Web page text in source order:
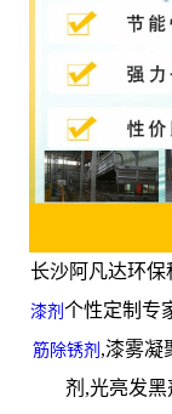
长沙阿凡达环保
漆剂 个性定制专
筋除锈剂 ,漆雾凝
剂,光亮发黑